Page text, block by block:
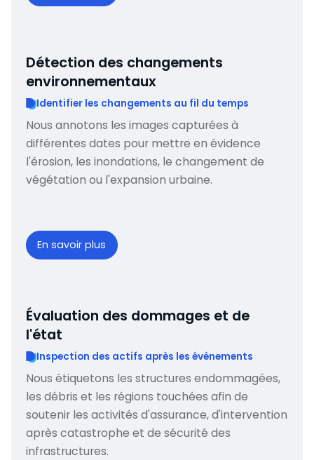
Détection des changements
environnementaux
Identifier les changements au fil du temps
Nous annotons les images capturées à
différentes dates pour mettre en évidence
l'érosion, les inondations, le changement de
végétation ou l'expansion urbaine.
En savoir plus
Évaluation des dommages et de
l'état
Inspection des actifs après les événements
Nous étiquetons les structures endommagées,
les débris et les régions touchées afin de
soutenir les activités d'assurance, d'intervention
après catastrophe et de sécurité des
infrastructures.